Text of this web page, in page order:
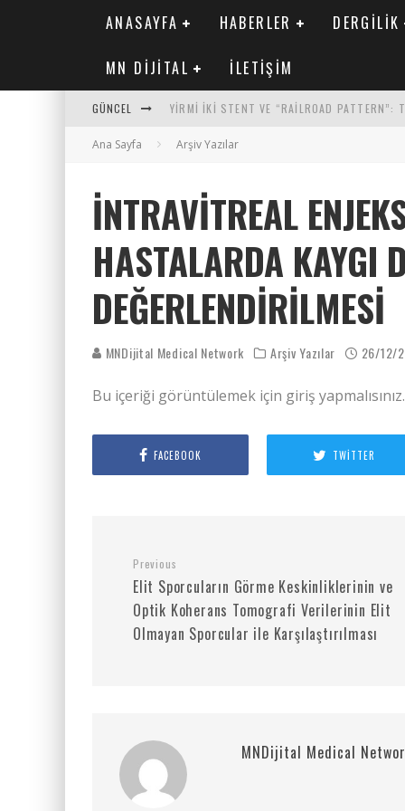
ANASAYFA HABERLER DERGILIK
MN DIJITAL İLETIŞIM
GÜNCEL YIRMI İKI STENT VE “RAILROAD PATTERN”:
SAFEN VEN GREFT HASTALIĞI ILE İLIŞKILI
MN KARDIYOLOJI YIL 33 SAYI 2 2026
Ana Sayfa Arşiv Yazılar
İNTRAVITREAL
HASTALARDA KAYGI
DEĞERLENDIRILMESI
MNDijital Medical Network Arşiv Yazılar 26/12/
Bu içeriği görüntülemek için giriş
FACEBOOK TWITTER
Previous
Elit Sporcuların Görme Keskinliklerinin ve
Optik Koherans Tomografi Verilerinin Elit
Olmayan Sporcular ile Karşılaştırılması
MNDijital Medical